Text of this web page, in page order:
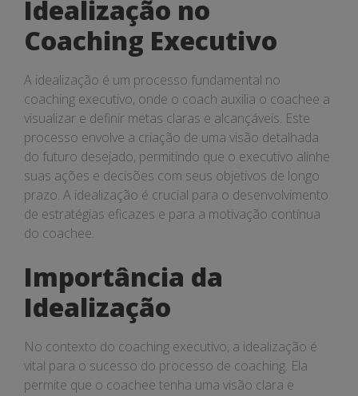
Idealização no
Coaching Executivo
A idealização é um processo fundamental no
coaching executivo, onde o coach auxilia o coachee a
visualizar e definir metas claras e alcançáveis. Este
processo envolve a criação de uma visão detalhada
do futuro desejado, permitindo que o executivo alinhe
suas ações e decisões com seus objetivos de longo
prazo. A idealização é crucial para o desenvolvimento
de estratégias eficazes e para a motivação contínua
do coachee.
Importância da
Idealização
No contexto do coaching executivo, a idealização é
vital para o sucesso do processo de coaching. Ela
permite que o coachee tenha uma visão clara e